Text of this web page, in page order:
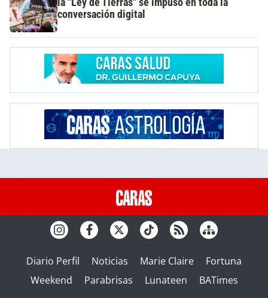
conversación digital
Diario Perfil Noticias Marie Claire
Fortuna
Weekend
Parabrisas Lunateen BATimes